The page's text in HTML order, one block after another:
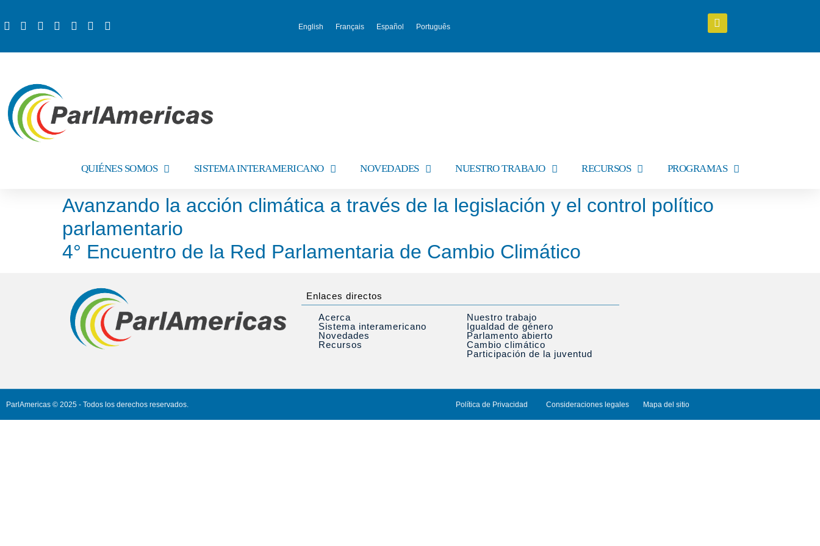
English Français Español Português
QUIÉNES SOMOS SISTEMA INTERAMERICANO NOVEDADES NUESTRO TRABAJO RECURSOS PROGRAMAS
Avanzando la acción climática a través de la legislación y el control político
parlamentario
4° Encuentro de la Red Parlamentaria de Cambio Climático
Enlaces directos
Acerca
Sistema interamericano
Novedades
Recursos
Nuestro trabajo
Igualdad de género
Parlamento abierto
Cambio climático
Participación de la juventud
ParlAmericas © 2025 - Todos los derechos reservados. Política de Privacidad Consideraciones legales Mapa del sitio